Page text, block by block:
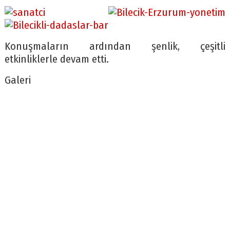
Konuşmaların ardından şenlik, çeşitli
etkinliklerle devam etti.
Galeri